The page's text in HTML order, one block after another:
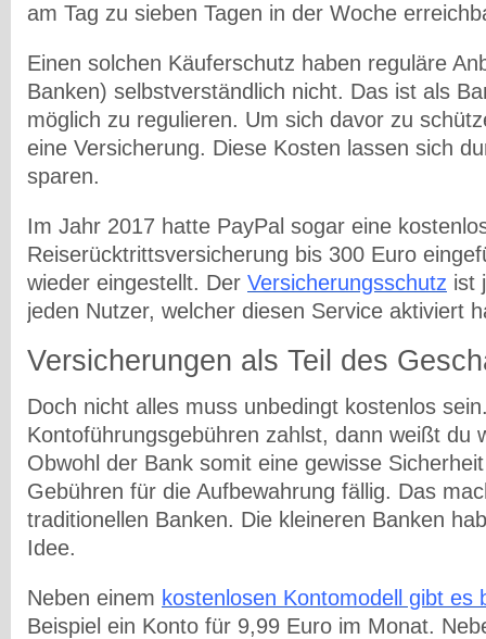
am Tag zu sieben Tagen in der Woche
Einen solchen Käuferschutz haben reguläre
Banken) selbstverständlich nicht. Das ist als
möglich zu regulieren. Um sich davor zu
eine Versicherung. Diese Kosten lassen sich
sparen.
Im Jahr 2017 hatte PayPal sogar eine
Reiserücktrittsversicherung bis 300 Euro
wieder eingestellt. Der Versicherungsschutz ist
jeden Nutzer, welcher diesen Service aktiviert
Versicherungen als Teil des
Doch nicht alles muss unbedingt kostenlos
Kontoführungsgebühren zahlst, dann weißt du
Obwohl der Bank somit eine gewisse
Gebühren für die Aufbewahrung fällig. Das
traditionellen Banken. Die kleineren Banken
Idee.
Neben einem kostenlosen Kontomodell gibt es
Beispiel ein Konto für 9,99 Euro im Monat.